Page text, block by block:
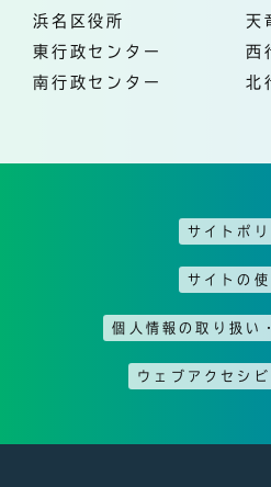
浜名区役所
天
東行政センター
西
南行政センター
北
サイトポリ
サイトの使
個人情報の取り扱い
ウェブアクセシ